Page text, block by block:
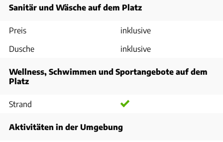
Sanitär und Wäsche auf dem Platz
Preis
inklusive
Dusche
inklusive
Wellness, Schwimmen und Sportangebote auf dem
Platz
Strand
Aktivitäten in der Umgebung